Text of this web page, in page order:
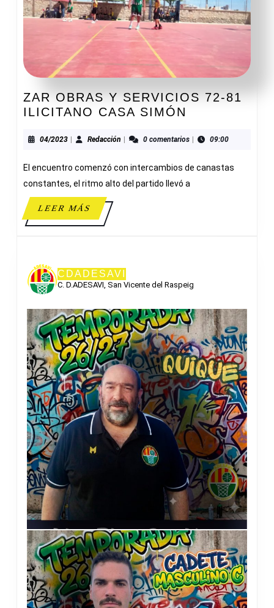
ZAR OBRAS Y SERVICIOS 72-81
ILICITANO CASA SIMÓN
Y
72-
81
04/202304/2023
| Redacción Redacción
| 0 comentarios | 09:00
El encuentro comenzó con intercambios de canastas
constantes, el ritmo alto del partido llevó a
LEER MÁSLEER
MÁS
CDADESAVI
C. D.ADESAVI, San Vicente del Raspeig